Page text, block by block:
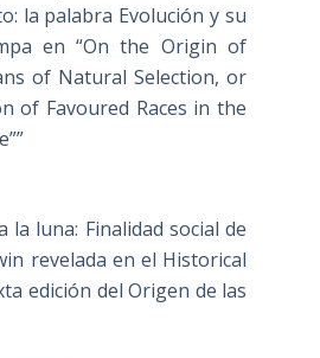
la palabra Evolución y su
en “On the Origin of
of Natural Selection, or
of Favoured Races in the
la luna: Finalidad social de
revelada en el Historical
edición del Origen de las